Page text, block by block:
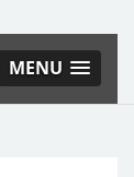
MENU